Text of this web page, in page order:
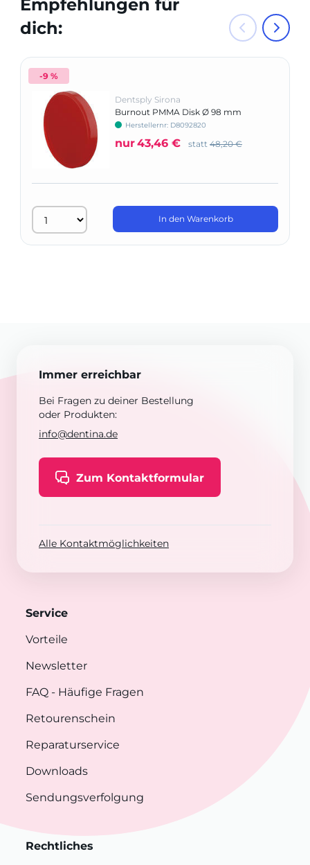
Empfehlungen für
dich:
-9 %
Dentsply Sirona
Burnout PMMA Disk Ø 98 mm
Herstellernr: D8092820
nur43,46 € statt 48,20 €
In den Warenkorb
Immer erreichbar
Bei Fragen zu deiner Bestellung
oder Produkten:
info@dentina.de
Zum Kontaktformular
Alle Kontaktmöglichkeiten
Service
Vorteile
Newsletter
FAQ - Häufige Fragen
Retourenschein
Reparaturservice
Downloads
Sendungsverfolgung
Rechtliches